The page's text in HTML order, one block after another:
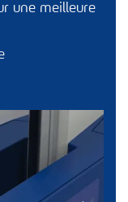
une meilleure